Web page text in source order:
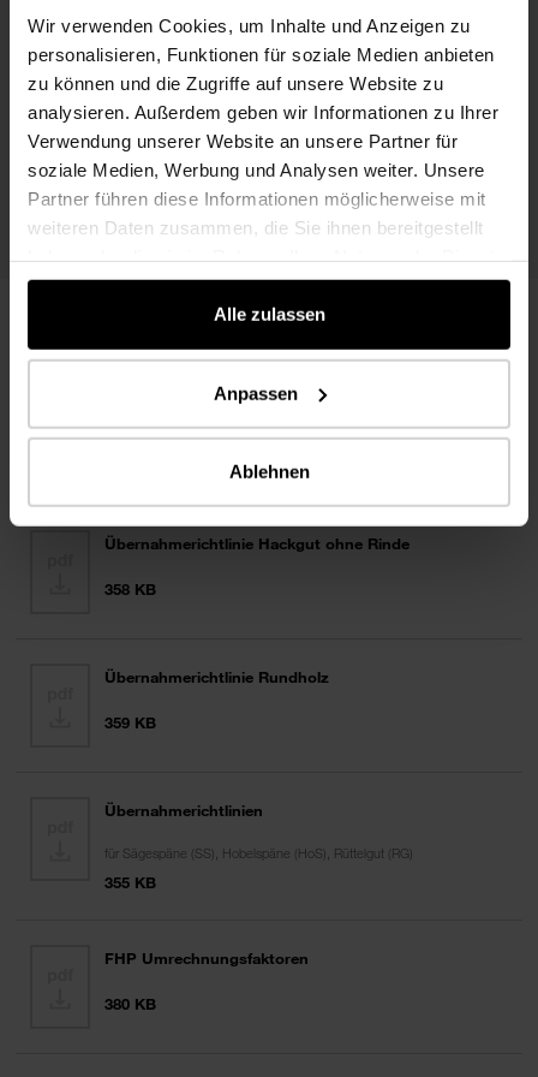
Wir verwenden Cookies, um Inhalte und Anzeigen zu
personalisieren, Funktionen für soziale Medien anbieten
zu können und die Zugriffe auf unsere Website zu
analysieren. Außerdem geben wir Informationen zu Ihrer
Verwendung unserer Website an unsere Partner für
soziale Medien, Werbung und Analysen weiter. Unsere
Partner führen diese Informationen möglicherweise mit
weiteren Daten zusammen, die Sie ihnen bereitgestellt
gesammelt haben.
Alle zulassen
Anpassen
Ablehnen
Kontaktieren Sie uns!
Sie haben Interesse an einer Zusammenarbeit oder haben noch Fragen?
HOLZEINKAUF@KAINDL.COM
Nützliche Downloads
Übernahmerichtlinie Hackgut in Rinde
Übernahmerichtlinie Hackgut ohne Rinde
358 KB
Übernahmerichtlinie Rundholz
359 KB
Übernahmerichtlinien
für Sägespäne (SS), Hobelspäne (HoS), Rüttelgut (RG)
355 KB
FHP Umrechnungsfaktoren
380 KB